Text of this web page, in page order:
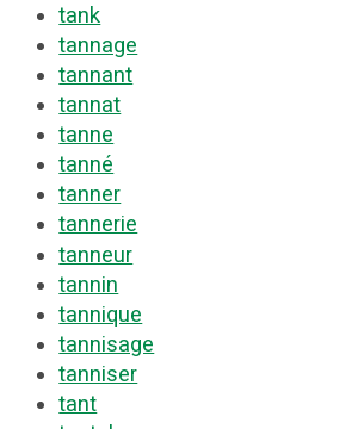
tank
tannage
tannant
tannat
tanne
tanné
tanner
tannerie
tanneur
tannin
tannique
tannisage
tanniser
tant